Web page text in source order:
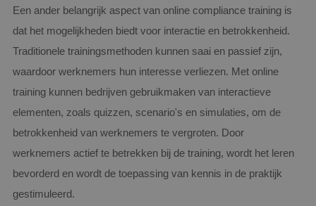
Een ander belangrijk aspect van online compliance training is
dat het mogelijkheden biedt voor interactie en betrokkenheid.
Traditionele trainingsmethoden kunnen saai en passief zijn,
waardoor werknemers hun interesse verliezen. Met online
training kunnen bedrijven gebruikmaken van interactieve
elementen, zoals quizzen, scenario's en simulaties, om de
betrokkenheid van werknemers te vergroten. Door
werknemers actief te betrekken bij de training, wordt het leren
bevorderd en wordt de toepassing van kennis in de praktijk
gestimuleerd.